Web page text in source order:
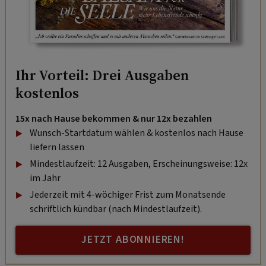
Ihr Vorteil: Drei Ausgaben
kostenlos
15x nach Hause bekommen & nur 12x bezahlen
Wunsch-Startdatum wählen & kostenlos nach Hause
liefern lassen
Mindestlaufzeit: 12 Ausgaben, Erscheinungsweise: 12x
im Jahr
Jederzeit mit 4-wöchiger Frist zum Monatsende
schriftlich kündbar (nach Mindestlaufzeit).
JETZT ABONNIEREN!